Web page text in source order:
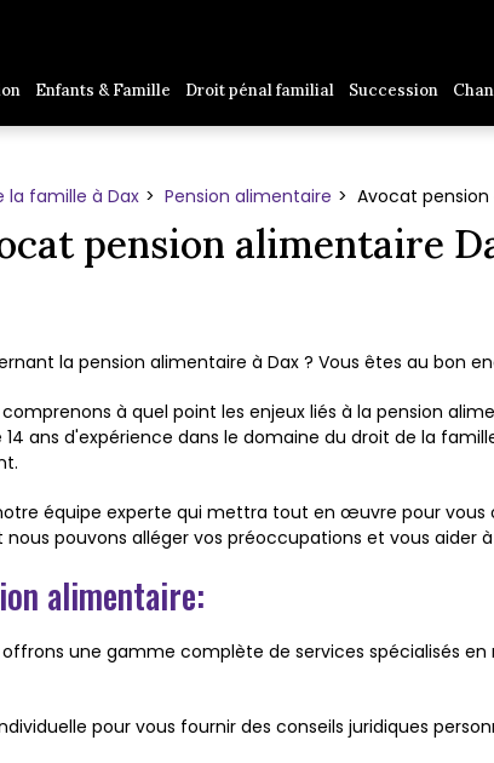
Enfants & Famille Droit pénal familial Succession
la famille à Dax Pension alimentaire Avocat
pension alimentaire
la pension alimentaire à Dax ? Vous êtes au bon
à quel point les enjeux liés à la pension
ans d'expérience dans le domaine du droit de la
équipe experte qui mettra tout en œuvre pour vous
pouvons alléger vos préoccupations et vous aider
alimentaire:
une gamme complète de services spécialisés
pour vous fournir des conseils juridiques